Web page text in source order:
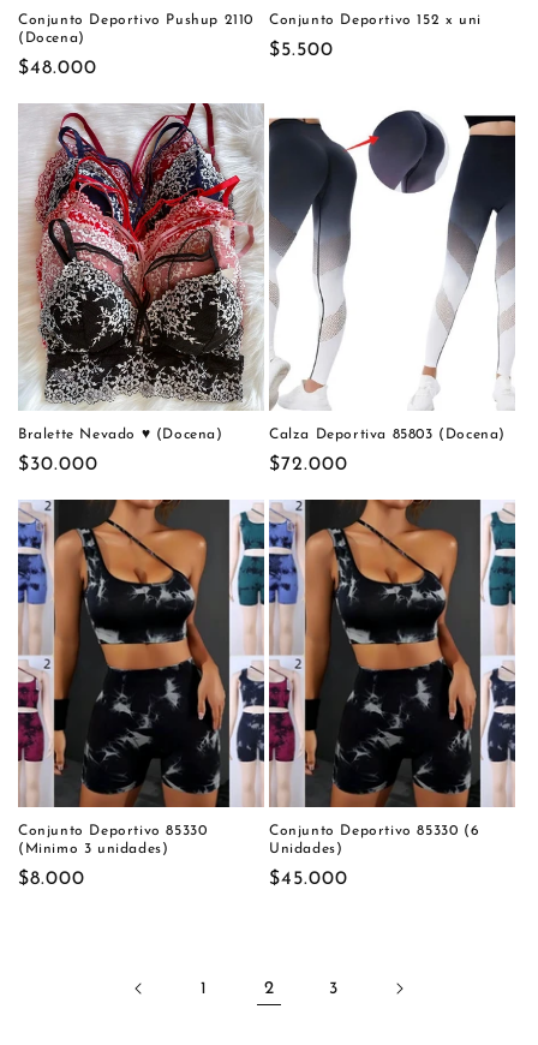
Conjunto Deportivo Pushup 2110
(Docena)
Precio
$48.000
Conjunto Deportivo 152 x uni
Precio
$5.500
Bralette Nevado ♥️ (Docena)
Precio
$30.000
Calza Deportiva 85803 (Docena)
Precio
$72.000
Conjunto Deportivo 85330
(Minimo 3 unidades)
Precio
$8.000
Conjunto Deportivo 85330 (6
Unidades)
Precio
$45.000
1 2 3